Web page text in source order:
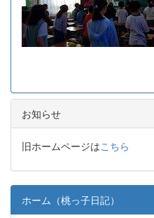
お知らせ
旧ホームページはこちら
ホーム（桃っ子日記）